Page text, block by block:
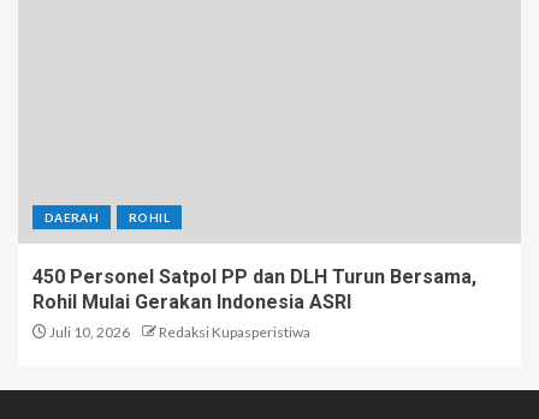
DAERAH ROHIL
450 Personel Satpol PP dan DLH Turun Bersama,
Rohil Mulai Gerakan Indonesia ASRI
Juli 10, 2026 Redaksi Kupasperistiwa